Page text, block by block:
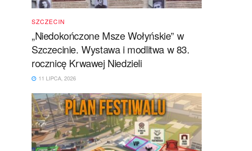
SZCZECIN
„Niedokończone Msze Wołyńskie” w
Szczecinie. Wystawa i modlitwa w 83.
rocznicę Krwawej Niedzieli
11 LIPCA, 2026